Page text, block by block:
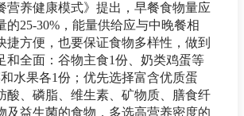
营养健康模式》提出，早餐食物量应
的25-30%，能量供给应与中晚餐相
捷方便，也要保证食物多样性，做到
和全面：谷物主食1份、奶类鸡蛋等
水果各1份；优先选择富含优质蛋
酸、磷脂、维生素、矿物质、膳食纤
及益生菌的食物，多选高营养密度的